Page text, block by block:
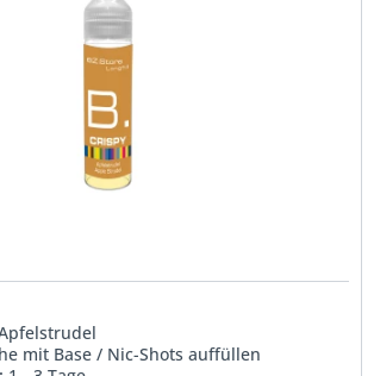
mit Base / Nic-Shots auffüllen